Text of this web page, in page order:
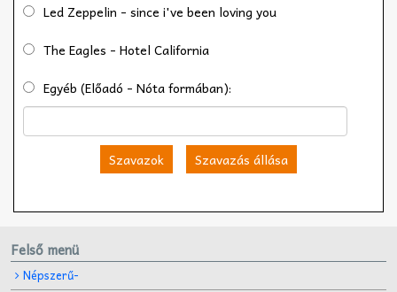
Led Zeppelin - since i've been loving you
The Eagles - Hotel California
Egyéb (Előadó - Nóta formában):
Szavazok Szavazás állása
Felső menü
Népszerű-